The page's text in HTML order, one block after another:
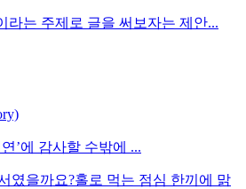
라는 주제로 글을 써보자는 제안...
’에 감사할 수밖에 ...
였을까요?홀로 먹는 점심 한끼에 맑